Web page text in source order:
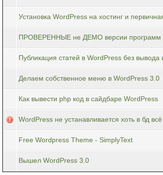
Установка WordPress на хостинг и
ПРОВЕРЕННЫЕ не ДЕМО версии программ
Публикация статей в WordPress без вывода
Делаем собственное меню в WordPress 3.0
Как вывести php код в сайдбаре WordPress
WordPress не устанавливается хоть в бд
Free Wordpress Theme - SimplyText
Вышел WordPress 3.0